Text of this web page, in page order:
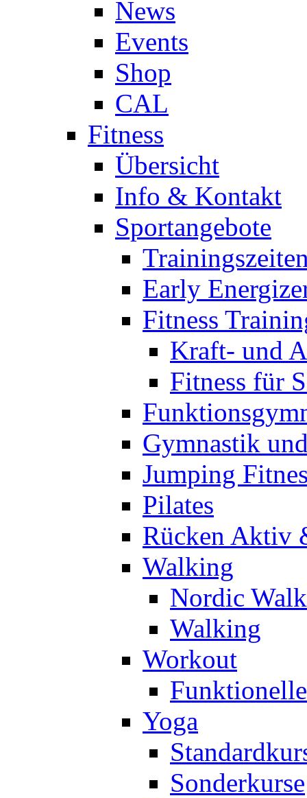
News
Events
Shop
CAL
Fitness
Übersicht
Info & Kontakt
Sportangebote
Early
Fitness
Kraft- und
Fitness für
Gymnastik
Jumping
Pilates
Rücken Aktiv
Walking
Nordic
Walking
Workout
Yoga
Sonderkurse